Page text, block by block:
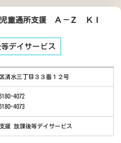
児童通所支援 Ａ－Ｚ ＫＩ
デイサービス
清水三丁目３３番１２号
4072
4073
援 放課後等デイサービス